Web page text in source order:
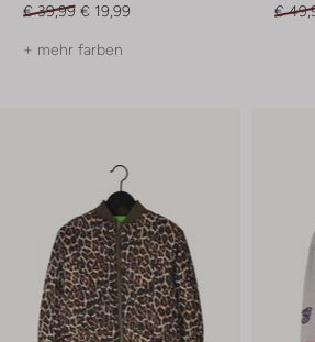
€ 39,99 € 19,99
+ mehr farben
€